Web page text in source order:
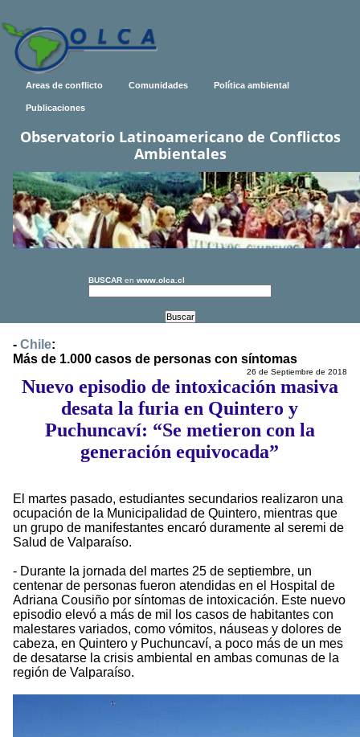
Areas de conflicto Comunidades Política ambiental
Publicaciones
Observatorio Latinoamericano de Conflictos
Ambientales
BUSCAR en www.olca.cl
- Chile:
Más de 1.000 casos de personas con síntomas
26 de Septiembre de 2018
Nuevo episodio de intoxicación masiva
desata la furia en Quintero y
Puchuncaví: “Se metieron con la
generación equivocada”
El martes pasado, estudiantes secundarios realizaron una
ocupación de la Municipalidad de Quintero, mientras que
un grupo de manifestantes encaró duramente al seremi de
Salud de Valparaíso.
- Durante la jornada del martes 25 de septiembre, un
centenar de personas fueron atendidas en el Hospital de
Adriana Cousiño por síntomas de intoxicación. Este nuevo
episodio elevó a más de mil los casos de habitantes con
malestares variados, como vómitos, náuseas y dolores de
cabeza, en Quintero y Puchuncaví, a poco más de un mes
de desatarse la crisis ambiental en ambas comunas de la
región de Valparaíso.